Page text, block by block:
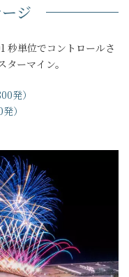
ジ
秒単位でコントロールさ
ーマイン。
発）
）